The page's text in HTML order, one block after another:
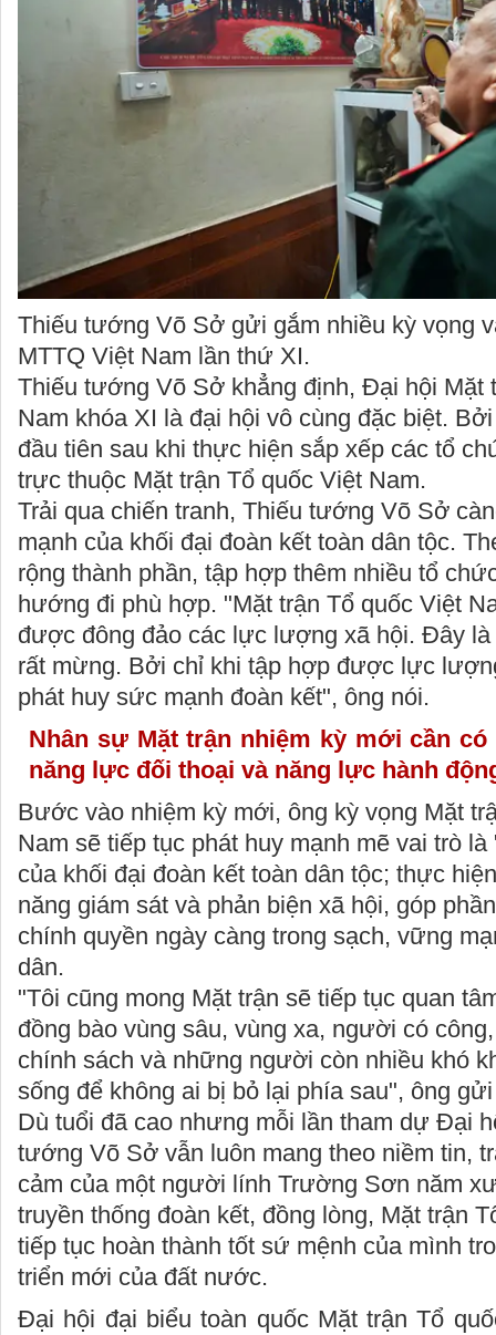
Thiếu tướng Võ Sở gửi gắm nhiều kỳ vọng
MTTQ Việt Nam lần thứ XI.
Thiếu tướng Võ Sở khẳng định, Đại hội Mặt
Nam khóa XI là đại hội vô cùng đặc biệt.
đầu tiên sau khi thực hiện sắp xếp các tổ
trực thuộc Mặt trận Tổ quốc Việt Nam.
Trải qua chiến tranh, Thiếu tướng Võ Sở
mạnh của khối đại đoàn kết toàn dân tộc.
rộng thành phần, tập hợp thêm nhiều tổ
hướng đi phù hợp. "Mặt trận Tổ quốc Việt
được đông đảo các lực lượng xã hội. Đây là
rất mừng. Bởi chỉ khi tập hợp được lực
phát huy sức mạnh đoàn kết", ông nói.
Nhân sự Mặt trận nhiệm kỳ mới cần
năng lực đối thoại và năng lực hành
Bước vào nhiệm kỳ mới, ông kỳ vọng Mặt
Nam sẽ tiếp tục phát huy mạnh mẽ vai trò
của khối đại đoàn kết toàn dân tộc; thực
năng giám sát và phản biện xã hội, góp
chính quyền ngày càng trong sạch, vững
dân.
"Tôi cũng mong Mặt trận sẽ tiếp tục quan
đồng bào vùng sâu, vùng xa, người có
chính sách và những người còn nhiều khó
sống để không ai bị bỏ lại phía sau", ông
Dù tuổi đã cao nhưng mỗi lần tham dự Đại
tướng Võ Sở vẫn luôn mang theo niềm tin,
cảm của một người lính Trường Sơn năm
truyền thống đoàn kết, đồng lòng, Mặt trận
tiếp tục hoàn thành tốt sứ mệnh của mình
triển mới của đất nước.
Đại hội đại biểu toàn quốc Mặt trận Tổ